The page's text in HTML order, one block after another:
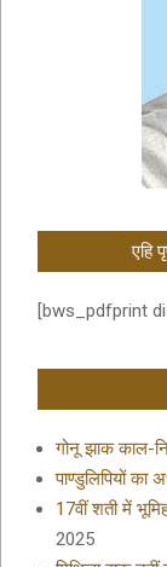
एहि
[bws_pdfprint
गोनू झाक काल-
पाण्डुलिपियों का
17वीं शती में
2025